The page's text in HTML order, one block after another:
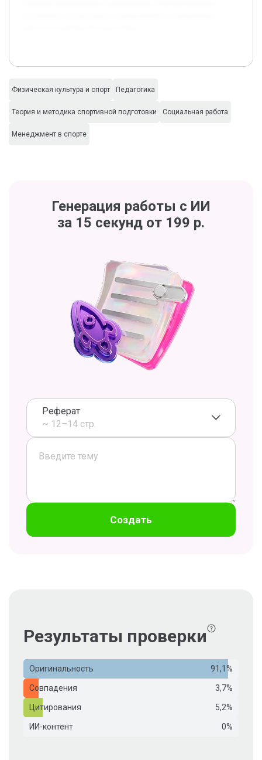
Физическая культура и спорт Педагогика
Теория и методика спортивной подготовки Социальная работа
Менеджмент в спорте
Генерация работы с ИИ
за 15 секунд от 199 р.
Реферат
~ 12–14 стр.
Создать
Результаты проверки
Оригинальность 91,1%
Совпадения 3,7%
Цитирования 5,2%
ИИ-контент 0%